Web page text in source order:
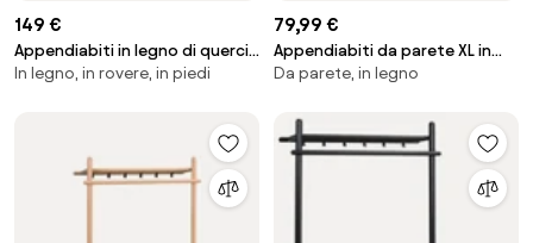
149 €
Appendiabiti in legno di quercia
Clift
In legno, in rovere, in piedi
79,99 €
Appendiabiti da parete XL in
legno Edgy
Da parete, in legno